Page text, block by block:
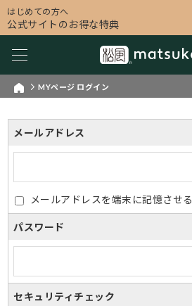
はじめての方へ
公式サイトのお得な特典
MYページ ログイン
メールアドレス
メールアドレスを端末に記憶させる
パスワード
セキュリティチェック